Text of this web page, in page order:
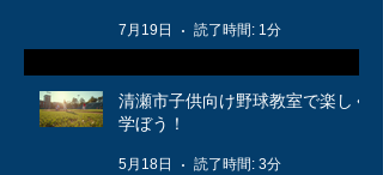
7月19日 読了時間: 1分
清瀬市子供向け野球教室で楽しく
学ぼう！
5月18日 読了時間: 3分